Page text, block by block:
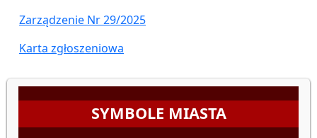
Zarządzenie Nr 29/2025
Karta zgłoszeniowa
SYMBOLE MIASTA